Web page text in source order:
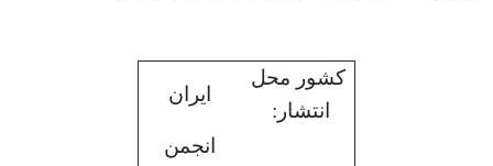
کشور محل
انتشار:
ایران
انجمن